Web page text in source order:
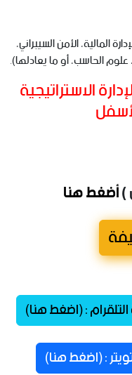
المالية، الأمن السيبراني،
علوم الحاسب، أو ما يعادلها).
الاستراتيجية
)أضغط هنا
: (اضغط هنا)
: (اضغط هنا)